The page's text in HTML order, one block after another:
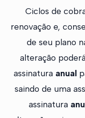
Ciclos de
renovação e,
de seu plano
alteração
assinatura anual
saindo de uma
assinatura